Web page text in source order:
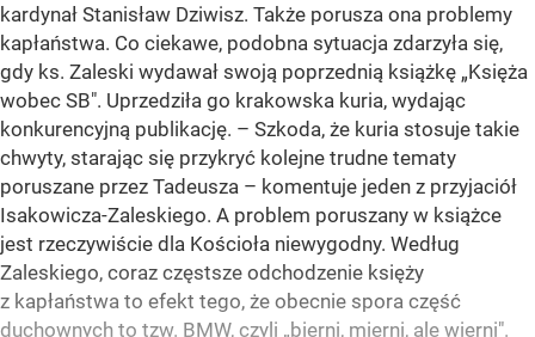
kardynał Stanisław Dziwisz. Także porusza ona problemy
kapłaństwa. Co ciekawe, podobna sytuacja zdarzyła się,
gdy ks. Zaleski wydawał swoją poprzednią książkę „Księża
wobec SB". Uprzedziła go krakowska kuria, wydając
konkurencyjną publikację. – Szkoda, że kuria stosuje takie
chwyty, starając się przykryć kolejne trudne tematy
poruszane przez Tadeusza – komentuje jeden z przyjaciół
Isakowicza-Zaleskiego. A problem poruszany w książce
jest rzeczywiście dla Kościoła niewygodny. Według
Zaleskiego, coraz częstsze odchodzenie księży
z kapłaństwa to efekt tego, że obecnie spora część
duchownych to tzw. BMW, czyli „bierni, mierni, ale wierni".